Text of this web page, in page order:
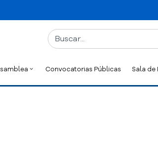
Convocatorias Públicas Sala de